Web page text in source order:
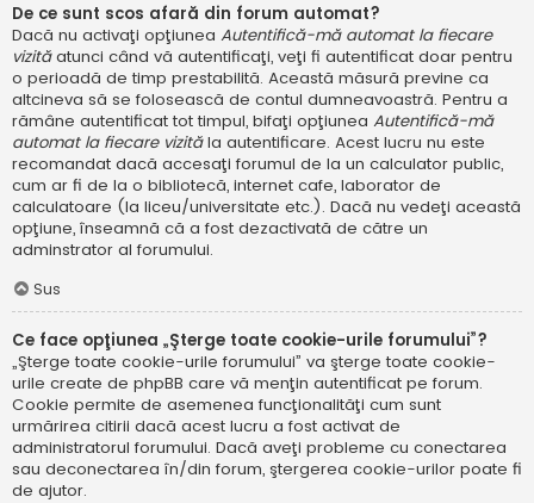
De ce sunt scos afară din forum automat?
Dacă nu activaţi opţiunea Autentifică-mă automat la fiecare
vizităatunci când vă autentificaţi, veţi fi autentificat doar pentru
o perioadă de timp prestabilită. Această măsură previne ca
altcineva să se folosească de contul dumneavoastră. Pentru a
rămâne autentificat tot timpul, bifaţi opţiunea Autentifică-mă
automat la fiecare vizităla autentificare. Acest lucru nu este
recomandat dacă accesaţi forumul de la un calculator public,
cum ar fi de la o bibliotecă, internet cafe, laborator de
calculatoare (la liceu/universitate etc.). Dacă nu vedeţi această
opţiune, înseamnă că a fost dezactivată de către un
adminstrator al forumului.
Sus
Ce face opţiunea „Şterge toate cookie-urile forumului”?
„Şterge toate cookie-urile forumului” va şterge toate cookie-
urile create de phpBB care vă menţin autentificat pe forum.
Cookie permite de asemenea funcţionalităţi cum sunt
urmărirea citirii dacă acest lucru a fost activat de
administratorul forumului. Dacă aveţi probleme cu conectarea
sau deconectarea în/din forum, ştergerea cookie-urilor poate fi
de ajutor.